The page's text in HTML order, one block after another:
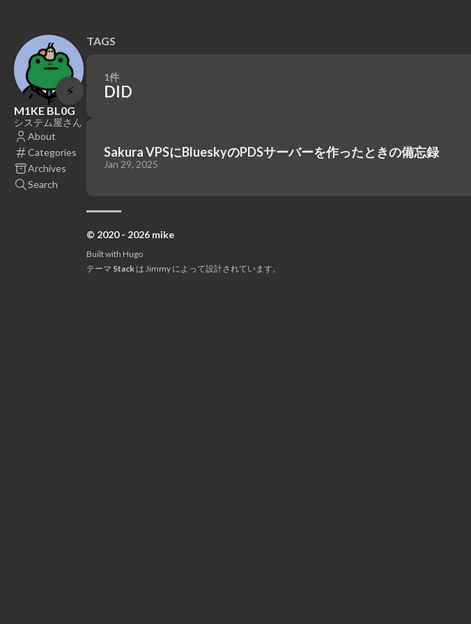
⚡
M1KE BL0G
システム屋さん
About
Categories
Archives
Search
TAGS
1件
DID
Sakura VPSにBlueskyのPDSサーバーを作ったときの備忘録
Jan 29, 2025
© 2020 - 2026 mike
Built with Hugo
テーマ Stack は Jimmy によって設計されています。